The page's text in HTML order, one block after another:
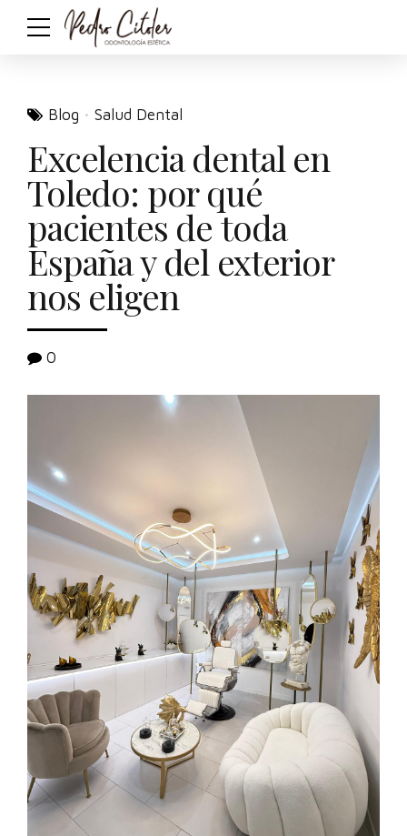
Blog Salud Dental
Excelencia dental en
Toledo: por qué
pacientes de toda
España y del exterior
nos eligen
0